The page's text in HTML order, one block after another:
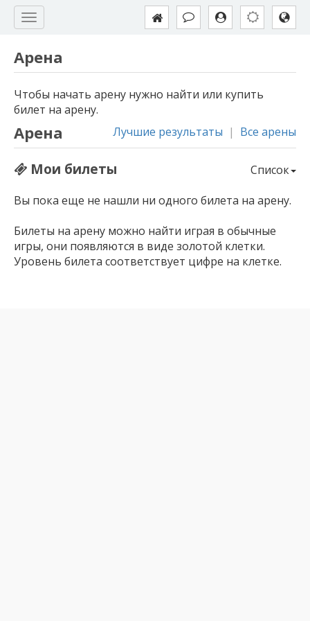
Арена
Чтобы начать арену нужно найти или купить
билет на арену.
Арена Лучшие результаты | Все арены
Мои билеты
Список
Вы пока еще не нашли ни одного билета на арену.
Билеты на арену можно найти играя в обычные
игры, они появляются в виде золотой клетки.
Уровень билета соответствует цифре на клетке.